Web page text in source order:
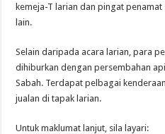
kemeja-T larian dan pingat
lain.
Selain daripada acara larian, para
dihiburkan dengan persembahan
Sabah. Terdapat pelbagai
jualan di tapak larian.
Untuk maklumat lanjut, sila layari: